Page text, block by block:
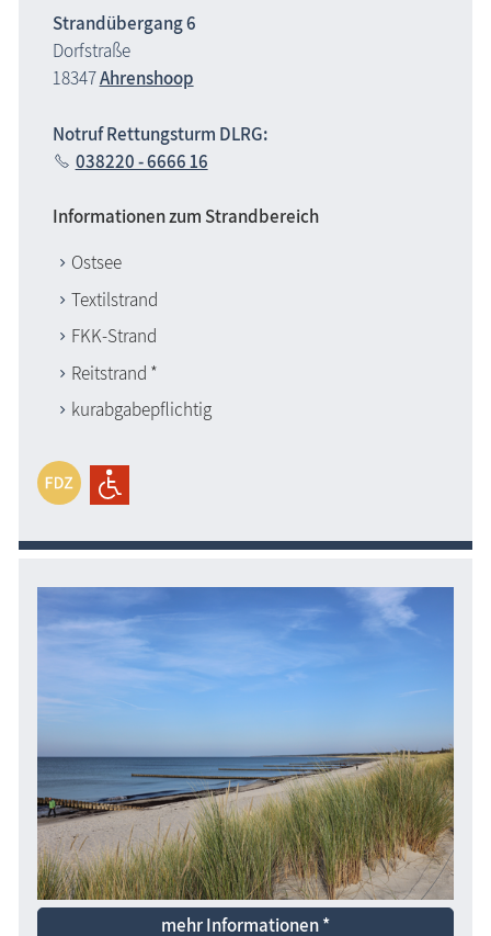
Strandübergang 6
Dorfstraße
18347Ahrenshoop
Notruf Rettungsturm DLRG:
038220 - 6666 16
Informationen zum Strandbereich
Ostsee
Textilstrand
FKK-Strand
Reitstrand *
kurabgabepflichtig
mehr Informationen *